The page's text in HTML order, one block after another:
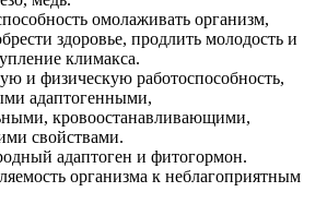
омолаживать организм,
здоровье, продлить молодость и
климакса.
и физическую работоспособность,
адаптогенными,
кровоостанавливающими,
свойствами.
адаптоген и фитогормон.
организма к неблагоприятным